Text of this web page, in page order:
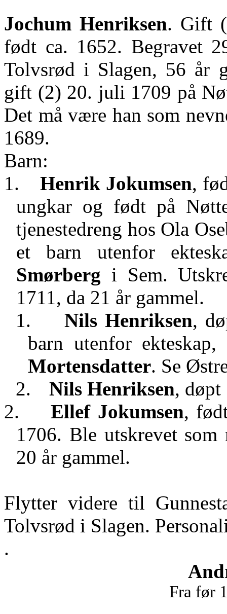
Jochum Henriksen. Gift
født ca. 1652. Begravet
Tolvsrød i Slagen, 56 år
gift (2) 20. juli 1709 på
Det må være han som
1689.
Barn:
1.
Henrik Jokumsen,
ungkar og født på
tjenestedreng hos Ola
et barn utenfor
Smørberg i Sem.
1711, da 21 år gammel.
1.
Nils Henriksen,
barn utenfor
Mortensdatter. Se
2.
Nils Henriksen, døpt
2.
Ellef Jokumsen,
1706. Ble utskrevet
20 år gammel.
Flytter videre til
Tolvsrød i Slagen.
.
Fra før